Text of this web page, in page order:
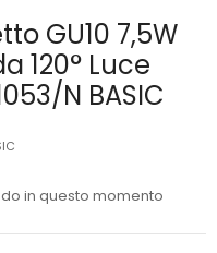
GU10 7,5W
120° Luce
N BASIC
in questo momento